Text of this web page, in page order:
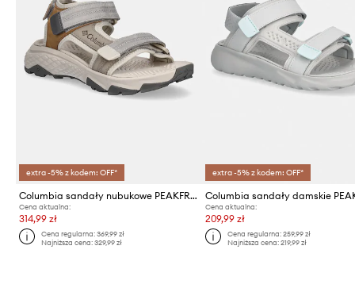
extra -5% z kodem: OFF*
Columbia sandały nubukowe PEAKFREAK RUSH
Cena aktualna:
314,99 zł
Cena regularna:369,99 zł
Najniższa cena:329,99 zł
extra -5% z kodem: OFF*
Cena aktualna:
209,99 zł
Cena regularna: 259,99 zł
Najniższa cena: 219,99 zł